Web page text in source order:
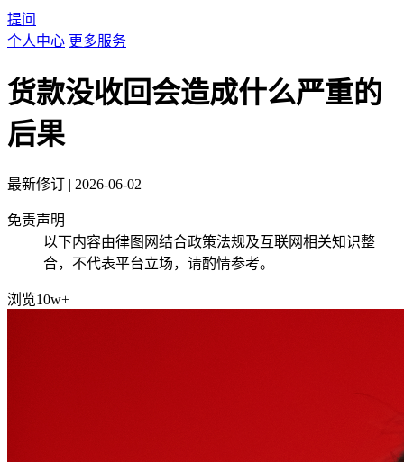
提问
个人中心 更多服务
货款没收回会造成什么严重的
后果
最新修订 | 2026-06-02
免责声明
以下内容由律图网结合政策法规及互联网相关知识整
合，不代表平台立场，请酌情参考。
浏览10w+